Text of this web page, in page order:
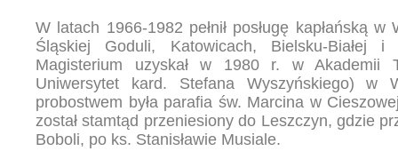
W latach 1966-1982 pełnił posługę kapłańską w
Śląskiej Goduli, Katowicach, Bielsku-Białej i
Magisterium uzyskał w 1980 r. w Akademii
Uniwersytet kard. Stefana Wyszyńskiego) w
probostwem była parafia św. Marcina w
został stamtąd przeniesiony do Leszczyn, gdzie
Boboli, po ks. Stanisławie Musiale.